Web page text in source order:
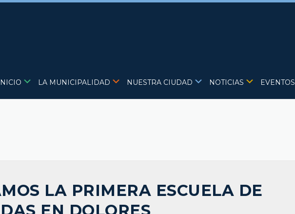
LA MUNICIPALIDAD NUESTRA CIUDAD NOTICIAS EVENTOS
LA PRIMERA ESCUELA DE